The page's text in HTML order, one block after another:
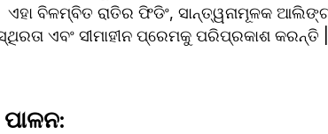
ବିଳମ୍ବିତ ରାତିର ଫିଡିଂ, ସାନ୍ତ୍ୱନାମୂଳକ
ସ୍ଥିରତା ଏବଂ ସୀମାହୀନ ପ୍ରେମକୁ ପରିପ୍ରକାଶ କରନ୍ତି |